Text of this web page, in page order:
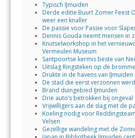
Typisch IJmuiden
Derde editie Buurt Zomer Feest
weer een knaller
De passie voor Passie voor
Dennis Gouda neemt mensen in
Knutselworkshop in het
Vermeulen Museum
Santpoortse kermis beste van
Uitslag Ringsteken op de
Drukte in de havens van IJmuiden
De stad die eerst verzonnen werd
Brand duingebied IJmuiden
Drie auto’s betrokken bij ongeval
Vrijwilligers aan de slag met de
Koeling nodig voor
Velsen
Gezellige wandeling met de